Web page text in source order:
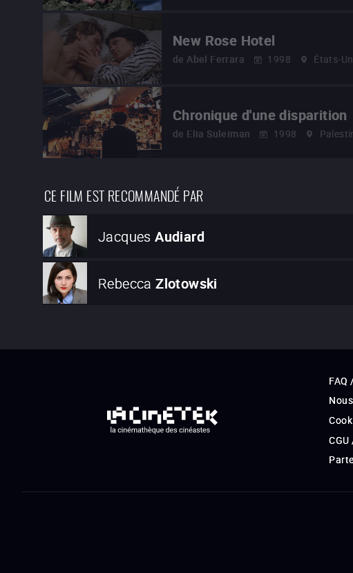
New Rose Hotel
de Abel Ferrara 1998 États-
Chronique d'une disparition
de Elia Suleiman 1998
CE FILM EST RECOMMANDÉ PAR
Jacques Audiard
Rebecca Zlotowski
FAQ